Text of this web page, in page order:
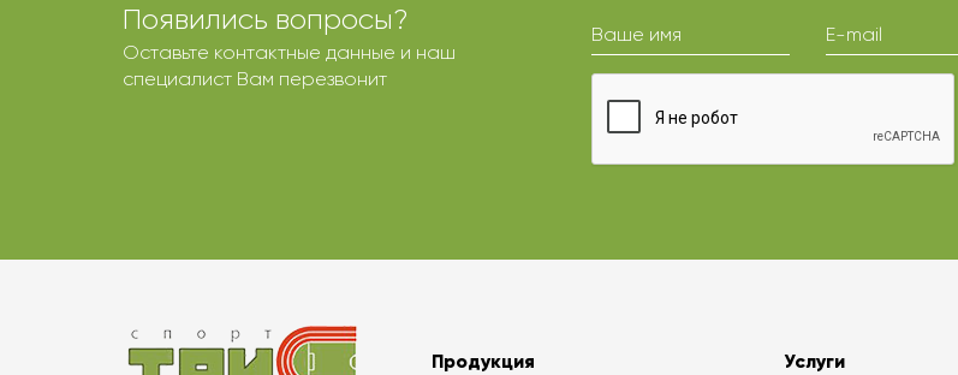
Появились вопросы?
Оставьте контактные данные и наш
специалист Вам перезвонит
Ваше имя E-mail
Продукция Услуги